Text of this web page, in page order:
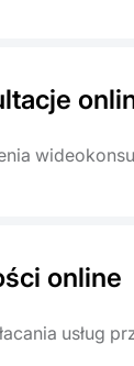
online
usług